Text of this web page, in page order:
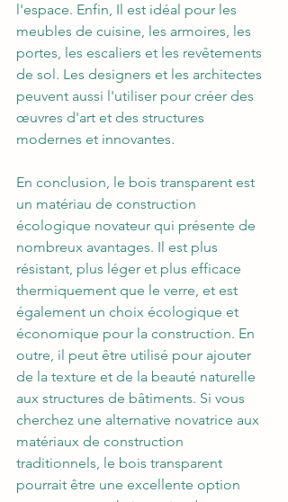
l'espace. Enfin, Il est idéal pour les
meubles de cuisine, les armoires, les
portes, les escaliers et les revêtements
de sol. Les designers et les architectes
peuvent aussi l'utiliser pour créer des
œuvres d'art et des structures
modernes et innovantes.
En conclusion, le bois transparent est
un matériau de construction
écologique novateur qui présente de
nombreux avantages. Il est plus
résistant, plus léger et plus efficace
thermiquement que le verre, et est
également un choix écologique et
économique pour la construction. En
outre, il peut être utilisé pour ajouter
de la texture et de la beauté naturelle
aux structures de bâtiments. Si vous
cherchez une alternative novatrice aux
matériaux de construction
traditionnels, le bois transparent
pourrait être une excellente option